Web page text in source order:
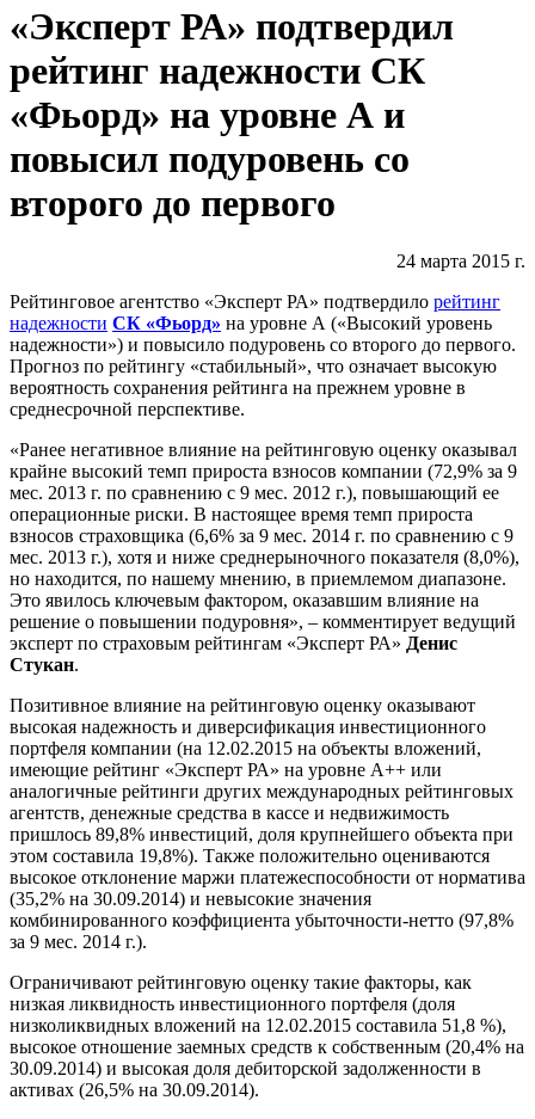
«Эксперт РА» подтвердил
рейтинг надежности СК
«Фьорд» на уровне А и
повысил подуровень со
второго до первого
24 марта 2015 г.
Рейтинговое агентство «Эксперт РА» подтвердило рейтинг
надежности СК «Фьорд» на уровне А («Высокий уровень
надежности») и повысило подуровень со второго до первого.
Прогноз по рейтингу «стабильный», что означает высокую
вероятность сохранения рейтинга на прежнем уровне в
среднесрочной перспективе.
«Ранее негативное влияние на рейтинговую оценку оказывал
крайне высокий темп прироста взносов компании (72,9% за 9
мес. 2013 г. по сравнению с 9 мес. 2012 г.), повышающий ее
операционные риски. В настоящее время темп прироста
взносов страховщика (6,6% за 9 мес. 2014 г. по сравнению с 9
мес. 2013 г.), хотя и ниже среднерыночного показателя (8,0%),
но находится, по нашему мнению, в приемлемом диапазоне.
Это явилось ключевым фактором, оказавшим влияние на
решение о повышении подуровня», – комментирует ведущий
эксперт по страховым рейтингам «Эксперт РА» Денис
Стукан.
Позитивное влияние на рейтинговую оценку оказывают
высокая надежность и диверсификация инвестиционного
портфеля компании (на 12.02.2015 на объекты вложений,
имеющие рейтинг «Эксперт РА» на уровне А++ или
аналогичные рейтинги других международных рейтинговых
агентств, денежные средства в кассе и недвижимость
пришлось 89,8% инвестиций, доля крупнейшего объекта при
этом составила 19,8%). Также положительно оцениваются
высокое отклонение маржи платежеспособности от норматива
(35,2% на 30.09.2014) и невысокие значения
комбинированного коэффициента убыточности-нетто (97,8%
за 9 мес. 2014 г.).
Ограничивают рейтинговую оценку такие факторы, как
низкая ликвидность инвестиционного портфеля (доля
низколиквидных вложений на 12.02.2015 составила 51,8 %),
высокое отношение заемных средств к собственным (20,4% на
30.09.2014) и высокая доля дебиторской задолженности в
активах (26,5% на 30.09.2014).